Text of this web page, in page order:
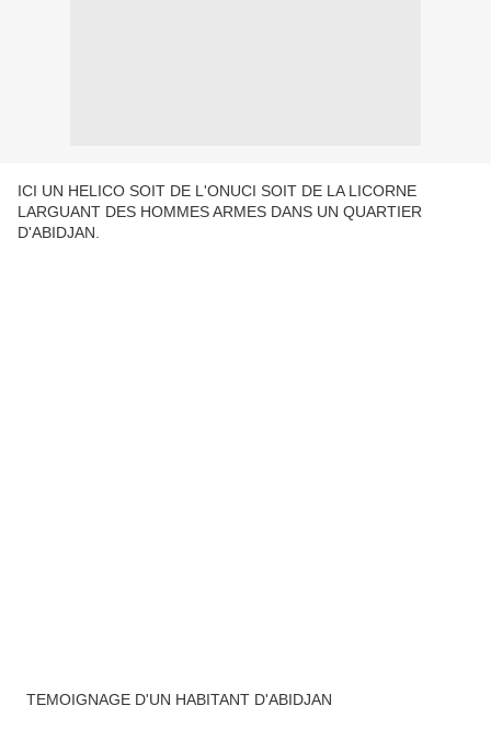
ICI UN HELICO SOIT DE L'ONUCI SOIT DE LA LICORNE
LARGUANT DES HOMMES ARMES DANS UN QUARTIER
D'ABIDJAN.
TEMOIGNAGE D'UN HABITANT D'ABIDJAN